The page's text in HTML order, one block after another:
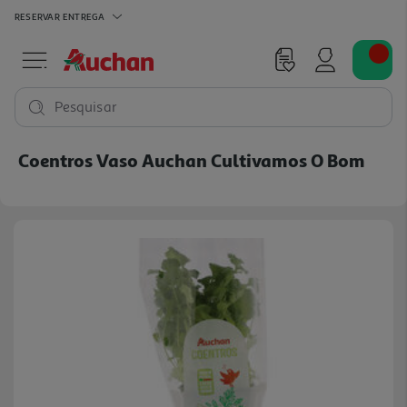
RESERVAR ENTREGA
Pesquisar
Coentros Vaso Auchan Cultivamos O Bom